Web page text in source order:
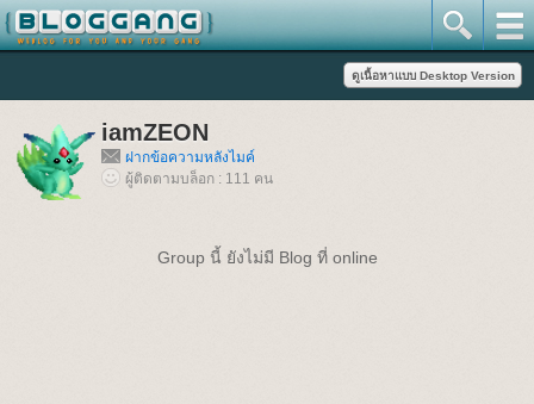
iamZEON
ฝากข้อความหลังไมค์
ผู้ติดตามบล็อก : 111 คน
Group นี้ ยังไม่มี Blog ที่ online